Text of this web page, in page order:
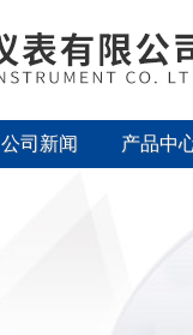
公司新闻 产品中